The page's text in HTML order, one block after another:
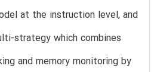
at the instruction level, and
strategy which combines
and memory monitoring by